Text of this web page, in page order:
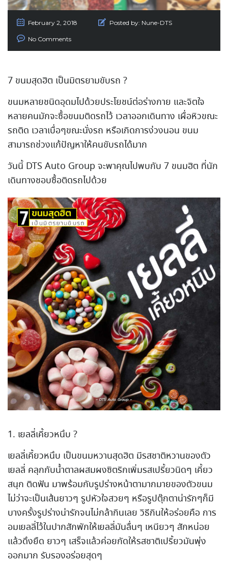
February 2, 2018 Posted by: Nune-DTS
No Comments
7 ขนมสุดฮิต เป็นมิตรยามขับรถ ?
ขนมหลายชนิดอุดมไปด้วยประโยชน์ต่อร่างกาย และจิตใจ
หลายคนมักจะซื้อขนมติดรถไว้ เวลาออกเดินทาง เผื่อหิวขณะ
รถติด เวลาเบื่อๆขณะนั่งรถ หรือเกิดการง่วงนอน ขนม
สามารถช่วงแก้ปัญหาให้คนขับรถได้มาก
วันนี้ DTS Auto Group จะพาคุณไปพบกับ 7 ขนมฮิต ที่นัก
เดินทางชอบซื้อติดรถไปด้วย
1. เยลลี่เคี้ยวหนึบ ?
เยลลี่เคี้ยวหนึบ เป็นขนมหวานสุดฮิต มีรสชาติหวานของตัว
เยลลี่ คลุกกับน้ำตาลผสมผงซิตริกเพิ่มรสเปรี้ยวนิดๆ เคี้ยว
สนุก ติดฟัน มาพร้อมกับรูปร่างหน้าตามากมายของตัวขนม
ไม่ว่าจะเป็นเส้นยาวๆ รูปหัวใจสวยๆ หรือรูปตุ๊กตาน่ารักๆก็มี
บางครั้งรูปร่างน่ารักจนไม่กล้ากินเลย วิธีกินให้อร่อยคือ การ
อมเยลลี่ไว้ในปากสักพักให้เยลลี่มันลื่นๆ เหนียวๆ สักหน่อย
แล้วดึงยืด ยาวๆ เสร็จแล้วค่อยกัดให้รสชาติเปริ้ยวมันพุ่ง
ออกมาก รับรองอร่อยสุดๆ